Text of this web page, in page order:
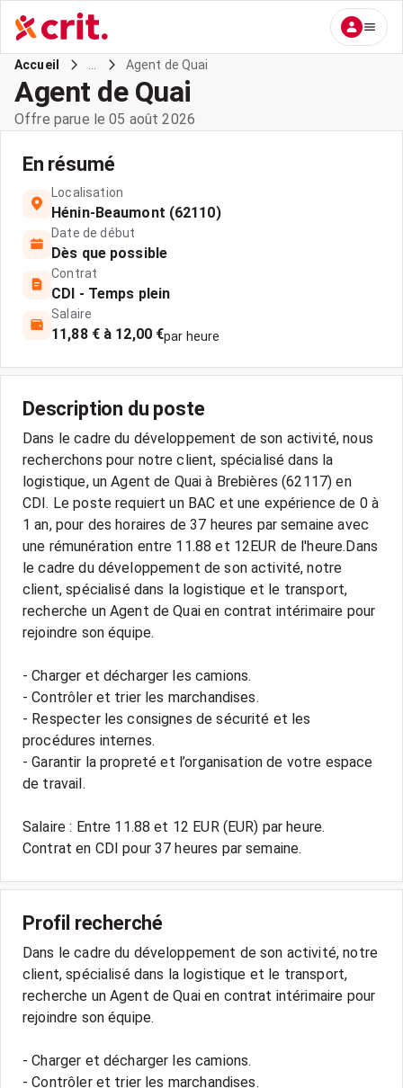
Accueil Agent de Quai
Agent de Quai
Offre parue le 05 août 2026
En résumé
Localisation
Hénin-Beaumont (62110)
Date de début
Dès que possible
Contrat
CDI - Temps plein
Salaire
11,88 € à 12,00 €par heure
Description du poste
Dans le cadre du développement de son activité, nous
recherchons pour notre client, spécialisé dans la
logistique, un Agent de Quai à Brebières (62117) en
CDI. Le poste requiert un BAC et une expérience de 0 à
1 an, pour des horaires de 37 heures par semaine avec
une rémunération entre 11.88 et 12EUR de l'heure.Dans
le cadre du développement de son activité, notre
client, spécialisé dans la logistique et le transport,
recherche un Agent de Quai en contrat intérimaire pour
rejoindre son équipe.
- Charger et décharger les camions.
- Contrôler et trier les marchandises.
- Respecter les consignes de sécurité et les
procédures internes.
- Garantir la propreté et l’organisation de votre espace
de travail.
Salaire : Entre 11.88 et 12 EUR (EUR) par heure.
Profil recherché
Dans le cadre du développement de son activité, notre
client, spécialisé dans la logistique et le transport,
recherche un Agent de Quai en contrat intérimaire pour
rejoindre son équipe.
- Charger et décharger les camions.
- Contrôler et trier les marchandises.